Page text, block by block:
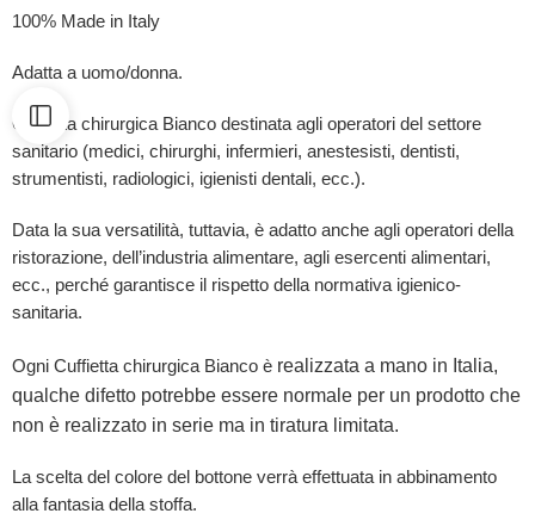
100% Made in Italy
Adatta a uomo/donna.
Cuffietta chirurgica Bianco destinata agli operatori del settore
sanitario (medici, chirurghi, infermieri, anestesisti, dentisti,
strumentisti, radiologici, igienisti dentali, ecc.).
Data la sua versatilità, tuttavia, è adatto anche agli operatori della
ristorazione, dell’industria alimentare, agli esercenti alimentari,
ecc., perché garantisce il rispetto della normativa igienico-
sanitaria.
Ogni Cuffietta chirurgica Bianco è realizzata a mano in Italia,
qualche difetto potrebbe essere normale per un prodotto che
non è realizzato in serie ma in tiratura limitata.
La scelta del colore del bottone verrà effettuata in abbinamento
alla fantasia della stoffa.